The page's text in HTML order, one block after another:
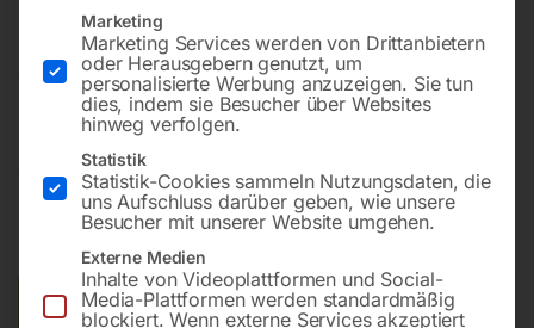
Pneumatisch-hydraulische Spezialausführung für den
Werkstatteinsatz
1.500,00
inkl. MwSt. zzgl.Versandkosten
Lieferzeit:
Versandbereit in KW 38/2026
Versandkosten Standard (Österreich):€40,00
Marketing
Marketing Services werden von Drittanbietern
oder Herausgebern genutzt, um
personalisierte Werbung anzuzeigen. Sie tun
dies, indem sie Besucher über Websites
hinweg verfolgen.
Statistik
Statistik-Cookies sammeln Nutzungsdaten, die
uns Aufschluss darüber geben, wie unsere
Besucher mit unserer Website umgehen.
Externe Medien
Inhalte von Videoplattformen und Social-
Media-Plattformen werden standardmäßig
blockiert. Wenn externe Services akzeptiert